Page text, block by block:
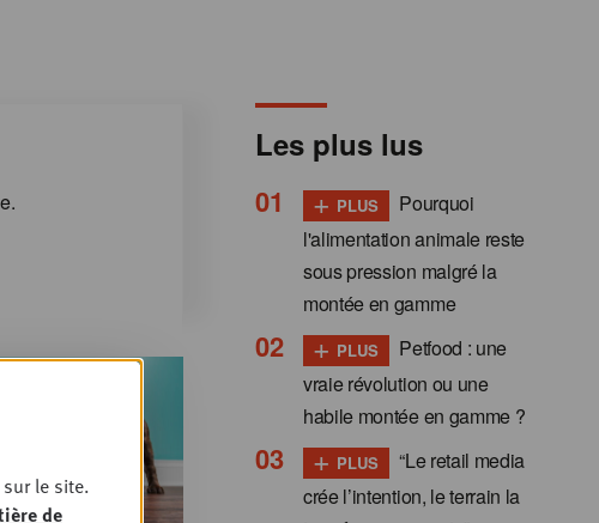
Les plus lus
+ PLUS
Pourquoi
l'alimentation animale reste
sous pression malgré la
montée en gamme
+ PLUS
Petfood : une
vraie révolution ou une
habile montée en gamme ?
+ PLUS
“Le retail media
crée l’intention, le terrain la
le site.
de